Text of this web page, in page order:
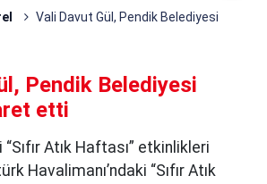
Vali Davut Gül, Pendik Belediyesi
Pendik Belediyesi
etti
Atık Haftası” etkinlikleri
Havalimanı’ndaki “Sıfır Atık